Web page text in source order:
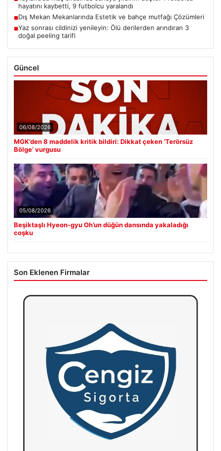
hayatını kaybetti, 9 futbolcu yaralandı
■Dış Mekan Mekanlarında Estetik ve bahçe mutfağı Çözümleri
■Yaz sonrası cildinizi yenileyin: Ölü derilerden arındıran 3
doğal peeling tarifi
Güncel
06/08/2026
MGK’den 8 maddelik kritik bildiri: Dikkat çeken ‘Terörsüz
Bölge’ vurgusu
05/08/2026
Beşiktaşlı Hyeon-gyu Oh’un düğün dansında yakaladığı
coşku
Son Eklenen Firmalar